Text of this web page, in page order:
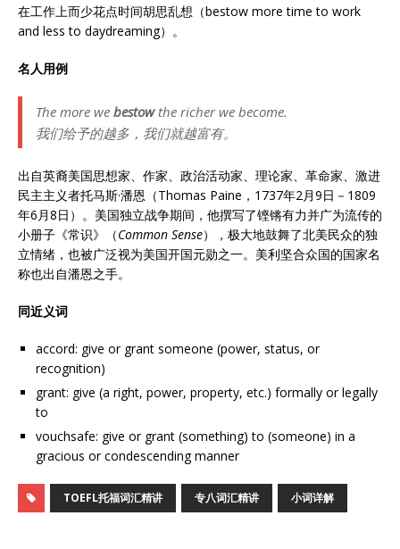
在工作上而少花点时间胡思乱想（bestow more time to work
and less to daydreaming）。
名人用例
The more we bestowthe richer we become.
我们给予的越多，我们就越富有。
出自英裔美国思想家、作家、政治活动家、理论家、革命家、激进
民主主义者托马斯·潘恩（Thomas Paine，1737年2月9日－1809
年6月8日）。美国独立战争期间，他撰写了铿锵有力并广为流传的
小册子《常识》（Common Sense），极大地鼓舞了北美民众的独
立情绪，也被广泛视为美国开国元勋之一。美利坚合众国的国家名
称也出自潘恩之手。
同近义词
accord: give or grant someone (power, status, or
recognition)
grant: give (a right, power, property, etc.) formally or legally
to
vouchsafe: give or grant (something) to (someone) in a
gracious or condescending manner
TOEFL托福词汇精讲 专八词汇精讲 小词详解